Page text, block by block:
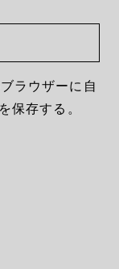
ラウザーに自
保存する。